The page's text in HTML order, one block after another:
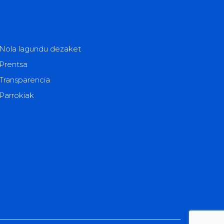
Nola lagundu dezaket
Prentsa
Parrokiak